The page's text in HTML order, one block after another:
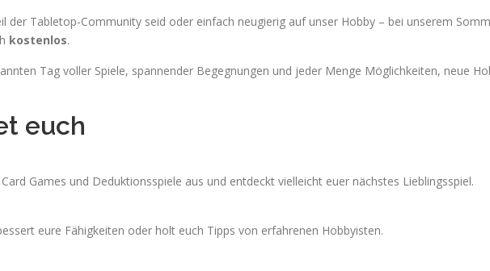
der Tabletop-Community seid oder einfach neugierig auf unser Hobby – bei unserem
kostenlos.
Tag voller Spiele, spannender Begegnungen und jeder Menge Möglichkeiten, neue
euch
Games und Deduktionsspiele aus und entdeckt vielleicht euer nächstes Lieblingsspiel.
eure Fähigkeiten oder holt euch Tipps von erfahrenen Hobbyisten.